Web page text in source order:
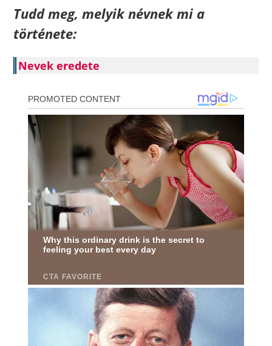
Tudd meg, melyik névnek mi a
története:
Nevek eredete